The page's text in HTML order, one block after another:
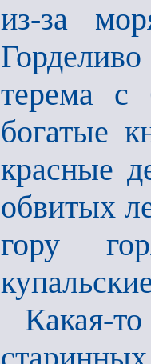
из-за
терема с
богатые
красные
обвитых
гору
Какая-